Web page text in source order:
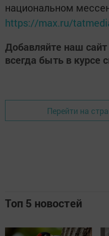
национальном
https://max.ru/
Добавляйте наш сайт
всегда быть в курсе
Перейти на
Топ 5 новостей